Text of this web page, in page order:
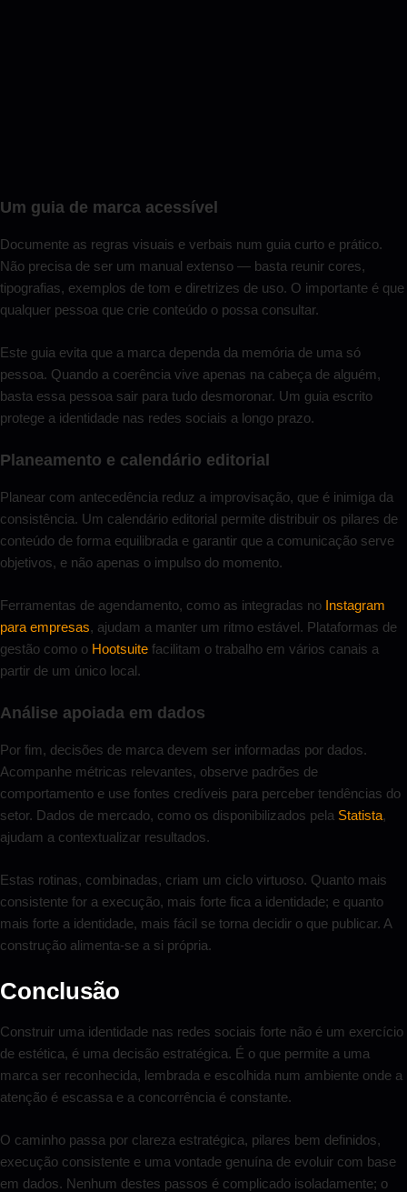
Um guia de marca acessível
Documente as regras visuais e verbais num guia curto e prático.
Não precisa de ser um manual extenso — basta reunir cores,
tipografias, exemplos de tom e diretrizes de uso. O importante é que
qualquer pessoa que crie conteúdo o possa consultar.
Este guia evita que a marca dependa da memória de uma só
pessoa. Quando a coerência vive apenas na cabeça de alguém,
basta essa pessoa sair para tudo desmoronar. Um guia escrito
protege a identidade nas redes sociais a longo prazo.
Planeamento e calendário editorial
Planear com antecedência reduz a improvisação, que é inimiga da
consistência. Um calendário editorial permite distribuir os pilares de
conteúdo de forma equilibrada e garantir que a comunicação serve
objetivos, e não apenas o impulso do momento.
Ferramentas de agendamento, como as integradas no Instagram
para empresas, ajudam a manter um ritmo estável. Plataformas de
gestão como o Hootsuite facilitam o trabalho em vários canais a
partir de um único local.
Análise apoiada em dados
Por fim, decisões de marca devem ser informadas por dados.
Acompanhe métricas relevantes, observe padrões de
comportamento e use fontes credíveis para perceber tendências do
setor. Dados de mercado, como os disponibilizados pela Statista,
ajudam a contextualizar resultados.
Estas rotinas, combinadas, criam um ciclo virtuoso. Quanto mais
consistente for a execução, mais forte fica a identidade; e quanto
mais forte a identidade, mais fácil se torna decidir o que publicar. A
construção alimenta-se a si própria.
Conclusão
Construir uma identidade nas redes sociais forte não é um exercício
de estética, é uma decisão estratégica. É o que permite a uma
marca ser reconhecida, lembrada e escolhida num ambiente onde a
atenção é escassa e a concorrência é constante.
O caminho passa por clareza estratégica, pilares bem definidos,
execução consistente e uma vontade genuína de evoluir com base
em dados. Nenhum destes passos é complicado isoladamente; o